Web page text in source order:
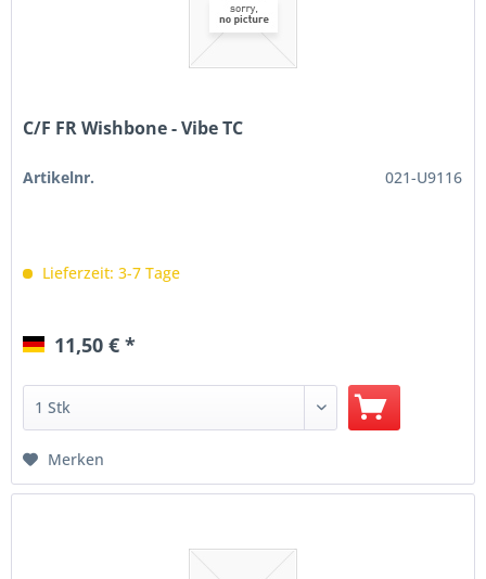
C/F FR Wishbone - Vibe TC
Artikelnr. 021-U9116
Lieferzeit: 3-7 Tage
11,50 € *
Merken